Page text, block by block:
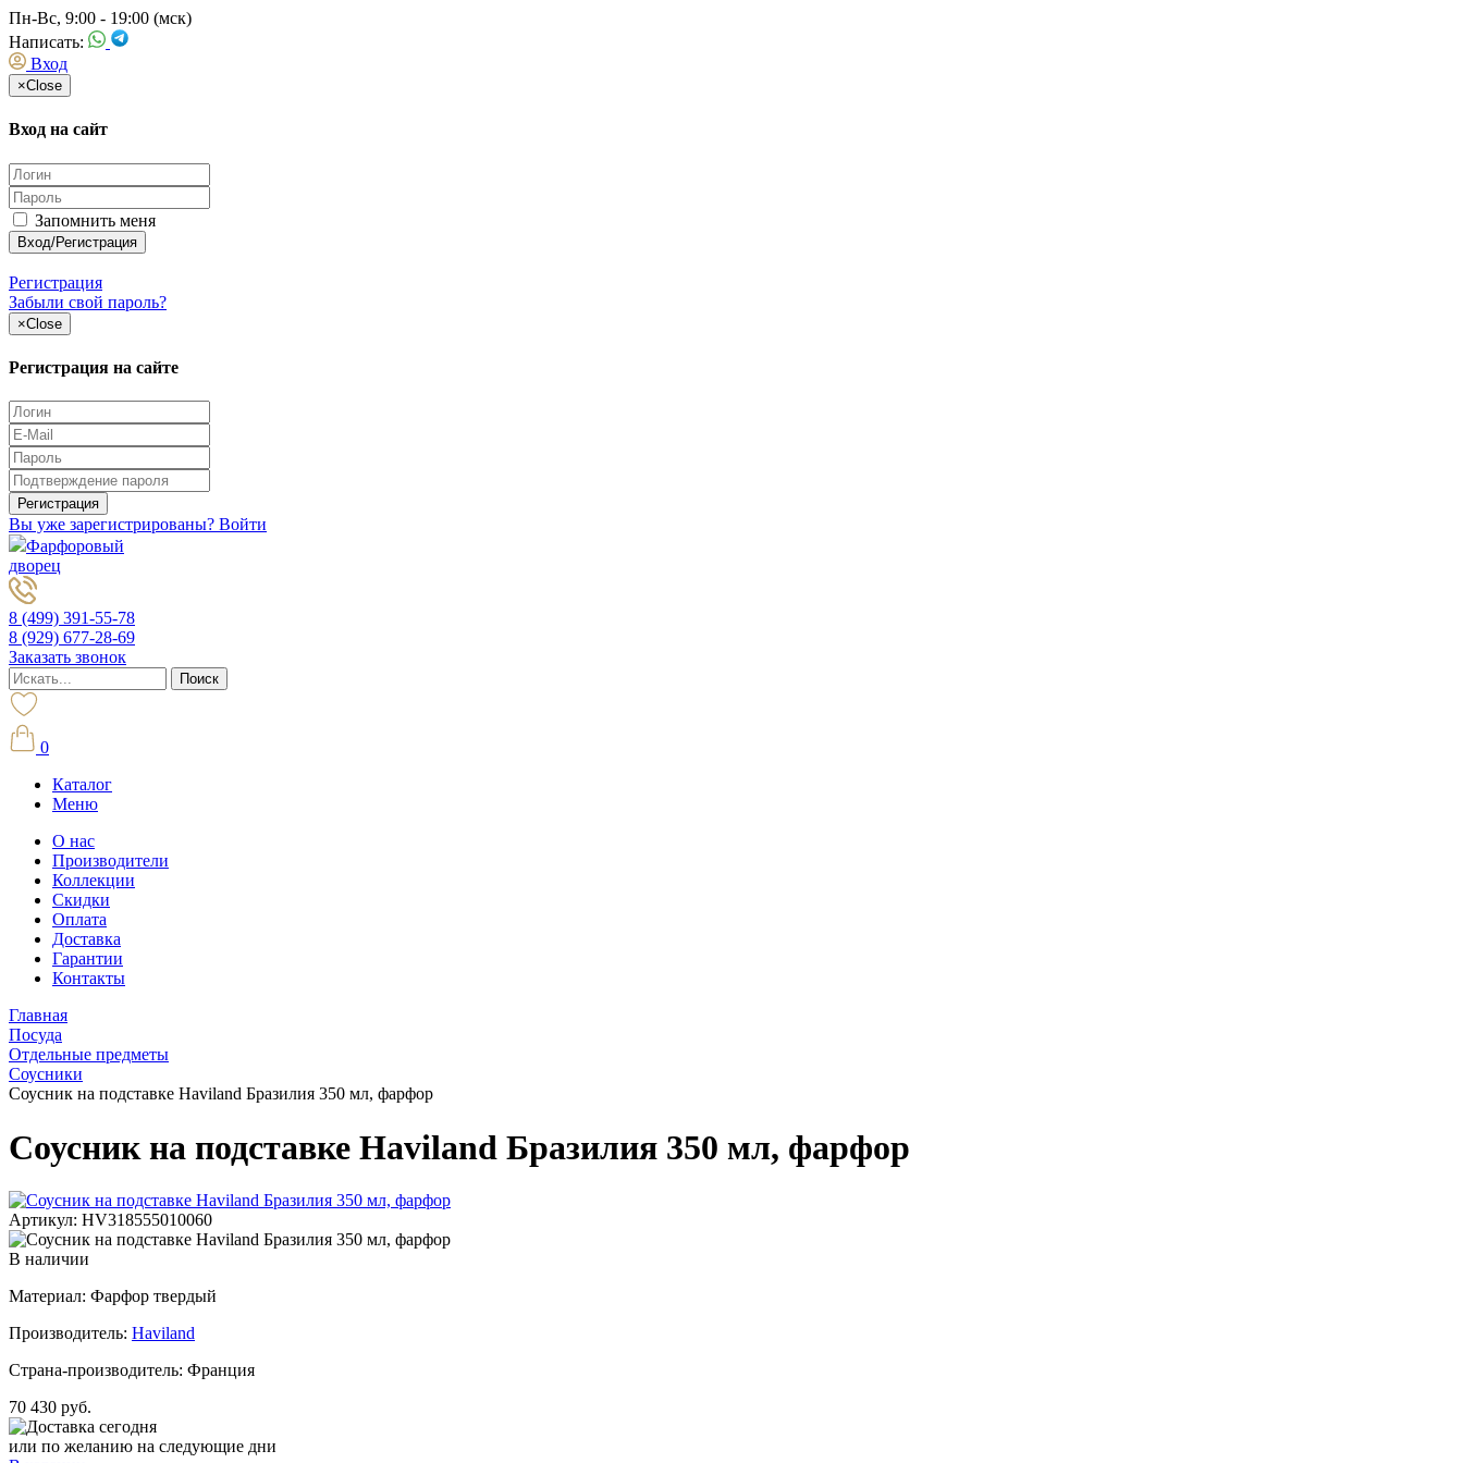
Пн-Вс, 9:00 - 19:00 (мск)
Написать:
Вход
×Close
Вход на сайт
Запомнить меня
Регистрация
Забыли свой пароль?
×Close
Регистрация на сайте
Вы уже зарегистрированы? Войти
Фарфоровый
дворец
8 (499) 391-55-78
8 (929) 677-28-69
Заказать звонок
0
Каталог
Меню
О нас
Производители
Коллекции
Скидки
Оплата
Доставка
Гарантии
Контакты
Главная
Посуда
Отдельные предметы
Соусники
Соусник на подставке Haviland Бразилия 350 мл, фарфор
Соусник на подставке Haviland Бразилия 350 мл, фарфор
Артикул: HV318555010060
В наличии
Материал: Фарфор твердый
Производитель: Haviland
Страна-производитель: Франция
70 430 руб.
Доставка сегодня
или по желанию на следующие дни